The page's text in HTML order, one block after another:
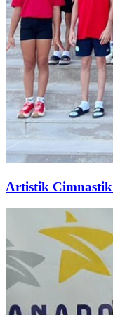
Artistik Cimnastik